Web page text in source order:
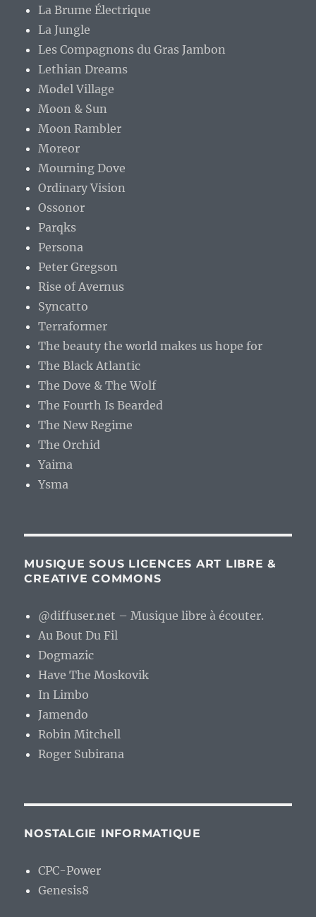
La Brume Électrique
La Jungle
Les Compagnons du Gras Jambon
Lethian Dreams
Model Village
Moon & Sun
Moon Rambler
Moreor
Mourning Dove
Ordinary Vision
Ossonor
Parqks
Persona
Peter Gregson
Rise of Avernus
Syncatto
Terraformer
The beauty the world makes us hope for
The Black Atlantic
The Dove & The Wolf
The Fourth Is Bearded
The New Regime
The Orchid
Yaima
Ysma
MUSIQUE SOUS LICENCES ART LIBRE &
CREATIVE COMMONS
@diffuser.net – Musique libre à écouter.
Au Bout Du Fil
Dogmazic
Have The Moskovik
In Limbo
Jamendo
Robin Mitchell
Roger Subirana
NOSTALGIE INFORMATIQUE
CPC-Power
Genesis8